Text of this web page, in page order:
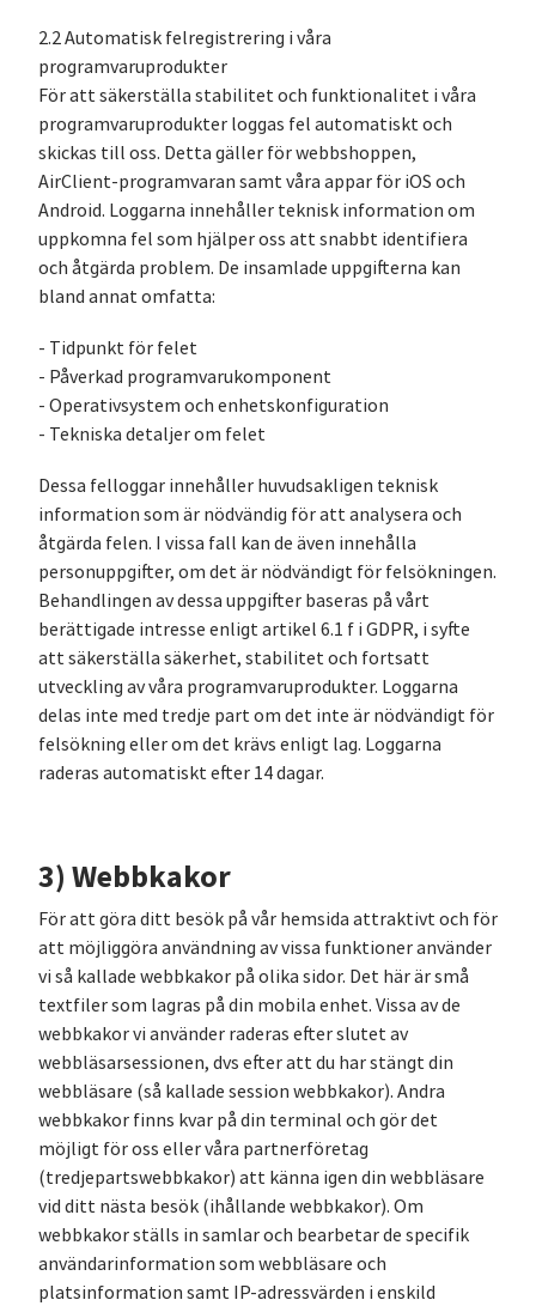
2.2 Automatisk felregistrering i våra
programvaruprodukter
För att säkerställa stabilitet och funktionalitet i våra
programvaruprodukter loggas fel automatiskt och
skickas till oss. Detta gäller för webbshoppen,
AirClient-programvaran samt våra appar för iOS och
Android. Loggarna innehåller teknisk information om
uppkomna fel som hjälper oss att snabbt identifiera
och åtgärda problem. De insamlade uppgifterna kan
bland annat omfatta:
- Tidpunkt för felet
- Påverkad programvarukomponent
- Operativsystem och enhetskonfiguration
- Tekniska detaljer om felet
Dessa felloggar innehåller huvudsakligen teknisk
information som är nödvändig för att analysera och
åtgärda felen. I vissa fall kan de även innehålla
personuppgifter, om det är nödvändigt för felsökningen.
Behandlingen av dessa uppgifter baseras på vårt
berättigade intresse enligt artikel 6.1 f i GDPR, i syfte
att säkerställa säkerhet, stabilitet och fortsatt
utveckling av våra programvaruprodukter. Loggarna
delas inte med tredje part om det inte är nödvändigt för
felsökning eller om det krävs enligt lag. Loggarna
raderas automatiskt efter 14 dagar.
3) Webbkakor
För att göra ditt besök på vår hemsida attraktivt och för
att möjliggöra användning av vissa funktioner använder
vi så kallade webbkakor på olika sidor. Det här är små
textfiler som lagras på din mobila enhet. Vissa av de
webbkakor vi använder raderas efter slutet av
webbläsarsessionen, dvs efter att du har stängt din
webbläsare (så kallade session webbkakor). Andra
webbkakor finns kvar på din terminal och gör det
möjligt för oss eller våra partnerföretag
(tredjepartswebbkakor) att känna igen din webbläsare
vid ditt nästa besök (ihållande webbkakor). Om
webbkakor ställs in samlar och bearbetar de specifik
användarinformation som webbläsare och
platsinformation samt IP-adressvärden i enskild